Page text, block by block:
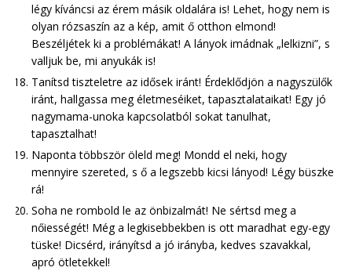
légy kíváncsi az érem másik oldalára is! Lehet, hogy nem is
olyan rózsaszín az a kép, amit ő otthon elmond!
Beszéljétek ki a problémákat! A lányok imádnak „lelkizni”, s
valljuk be, mi anyukák is!
Tanítsd tiszteletre az idősek iránt! Érdeklődjön a nagyszülők
iránt, hallgassa meg életmeséiket, tapasztalataikat! Egy jó
nagymama-unoka kapcsolatból sokat tanulhat,
tapasztalhat!
Naponta többször öleld meg! Mondd el neki, hogy
mennyire szereted, s ő a legszebb kicsi lányod! Légy büszke
rá!
Soha ne rombold le az önbizalmát! Ne sértsd meg a
nőiességét! Még a legkisebbekben is ott maradhat egy-egy
tüske! Dicsérd, irányítsd a jó irányba, kedves szavakkal,
apró ötletekkel!